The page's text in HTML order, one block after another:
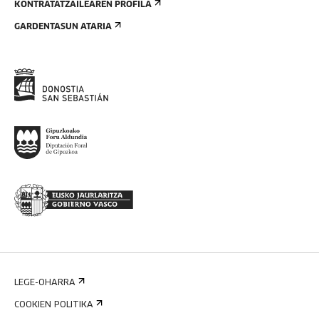
KONTRATATZAILEAREN PROFILA
GARDENTASUN ATARIA
LEGE-OHARRA
COOKIEN POLITIKA